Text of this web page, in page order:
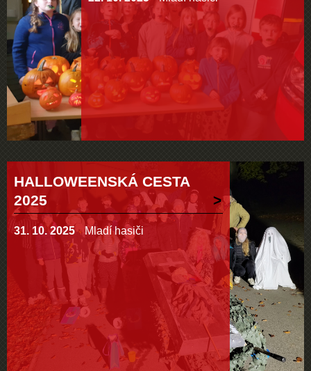
HALLOWEENSKÁ CESTA
2025
31. 10. 2025 Mladí hasiči